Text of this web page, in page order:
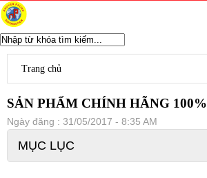
WIFI CHUYÊN DỤNG
Ubiquiti Unifi
Aruba Wifi
Wifi Grandstream
WIfi SMB H3C
Wifi Draytek
TP-Link EAP
Trang chủ
SẢN PHẨM CHÍNH HÃNG 100%
Ngày đăng : 31/05/2017 - 8:35 AM
MỤC LỤC